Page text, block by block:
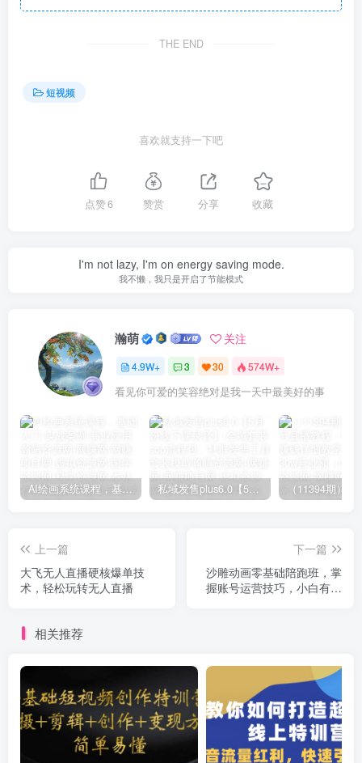
THE END
短视频
喜欢就支持一下吧
点赞6 赞赏 分享 收藏
I'm not lazy, I'm on energy saving mode.
我不懒，我只是开启了节能模式
瀚萌 关注
4.9W+ 3 30 574W+
看见你可爱的笑容绝对是我一天中最美好的事
AI绘画系统课程，基础入门-实战案例-商业应用 私域发售plus6.0【5月份线下课录音】/全域套装sop流程包，社群发售工具套装模型
上一篇
大飞无人直播硬核爆单技
术，轻松玩转无人直播
下一篇
沙雕动画零基础陪跑班，掌
握账号运营技巧，小白有电
相关推荐